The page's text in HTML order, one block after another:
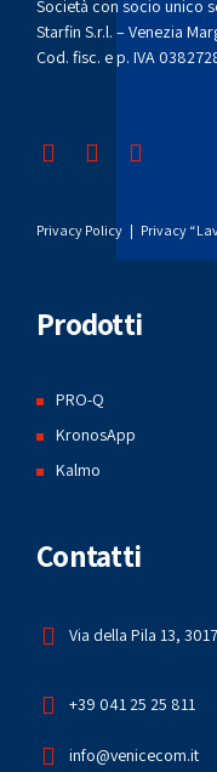
Società con socio unico
Starfin S.r.l. – Venezia
Cod. fisc. e p. IVA
Privacy Policy | Privacy
Prodotti
PRO-Q
KronosApp
Kalmo
Contatti
Via della Pila 13,
+39 041 25 25 811
info@venicecom.it